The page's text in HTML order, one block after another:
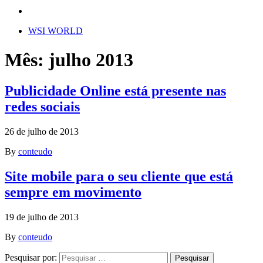
WSI WORLD
Mês: julho 2013
Publicidade Online está presente nas
redes sociais
26 de julho de 2013
By conteudo
Site mobile para o seu cliente que está
sempre em movimento
19 de julho de 2013
By conteudo
Pesquisar por: